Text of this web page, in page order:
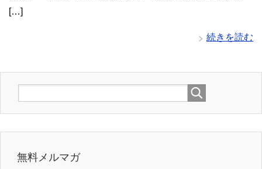
[…]
続きを読む
無料メルマガ